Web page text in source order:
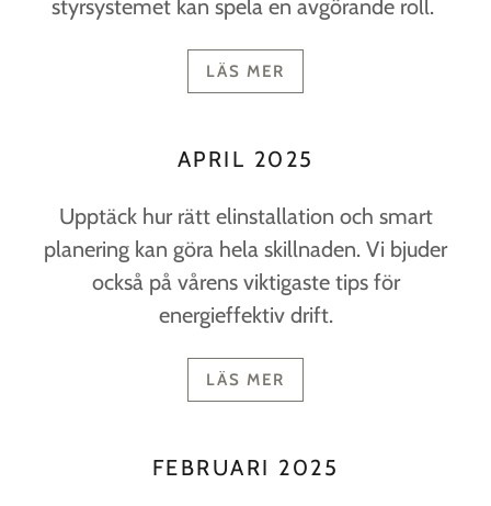
styrsystemet kan spela en avgörande roll.
LÄS MER
APRIL 2025
Upptäck hur rätt elinstallation och smart
planering kan göra hela skillnaden. Vi bjuder
också på vårens viktigaste tips för
energieffektiv drift.
LÄS MER
FEBRUARI 2025